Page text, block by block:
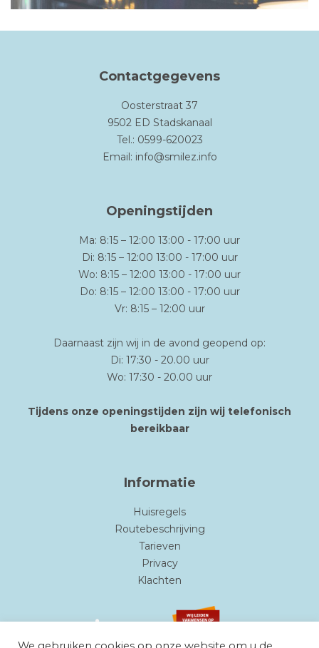
Contactgegevens
Oosterstraat 37
9502 ED Stadskanaal
Tel.: 0599-620023
Email: info@smilez.info
Openingstijden
Ma: 8:15 – 12:00 13:00 - 17:00 uur
Di: 8:15 – 12:00 13:00 - 17:00 uur
Wo: 8:15 – 12:00 13:00 - 17:00 uur
Do: 8:15 – 12:00 13:00 - 17:00 uur
Vr: 8:15 – 12:00 uur
Daarnaast zijn wij in de avond geopend op:
Di: 17:30 - 20.00 uur
Wo: 17:30 - 20.00 uur
Tijdens onze openingstijden zijn wij telefonisch
bereikbaar
Informatie
Huisregels
Routebeschrijving
Tarieven
Privacy
Klachten